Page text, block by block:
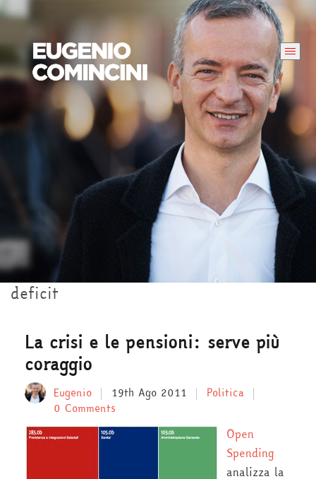
deficit
La crisi e le pensioni: serve più
coraggio
Eugenio 19th Ago 2011
Politica
0 Comments
Open
Spending
analizza la